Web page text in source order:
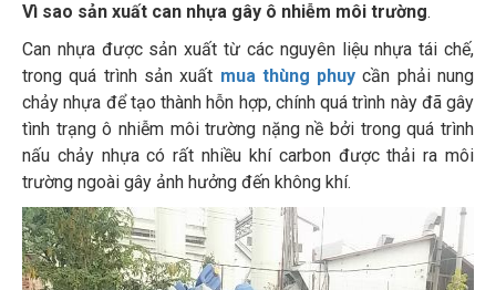
Vì sao sản xuất can nhựa gây ô nhiễm môi trường.
Can nhựa được sản xuất từ các nguyên liệu nhựa tái chế,
trong quá trình sản xuất mua thùng phuy cần phải nung
chảy nhựa để tạo thành hỗn hợp, chính quá trình này đã gây
tình trạng ô nhiễm môi trường nặng nề bởi trong quá trình
nấu chảy nhựa có rất nhiều khí carbon được thải ra môi
trường ngoài gây ảnh hưởng đến không khí.